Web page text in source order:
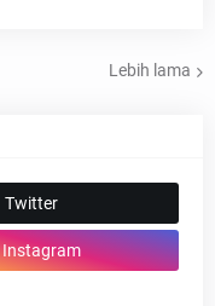
Lebih lama
Twitter
Instagram